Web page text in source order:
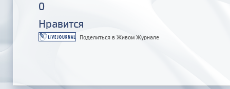
0
Нравится
Поделиться в Живом Журнале